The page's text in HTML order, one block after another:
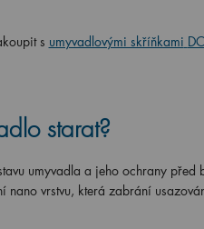
s umyvadlovými skříňkami
starat?
umyvadla a jeho ochrany před
nano vrstvu, která zabrání